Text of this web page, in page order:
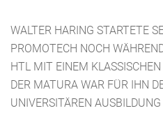
WALTER HARING STARTETE
PROMOTECH NOCH
HTL MIT EINEM
DER MATURA WAR FÜR IHN
UNIVERSITÄREN